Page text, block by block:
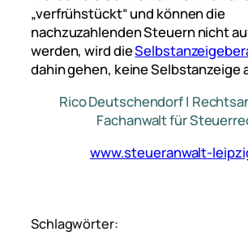
„verfrühstückt“ und können die
nachzuzahlenden Steuern nicht
werden, wird die
dahin gehen, keine Selbstanzeige
Rico Deutschendorf |
Fachanwalt für
www.steueranwalt-
Schlagwörter: